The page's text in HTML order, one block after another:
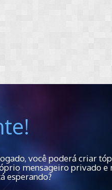
você poderá criar
mensageiro privado
esperando?